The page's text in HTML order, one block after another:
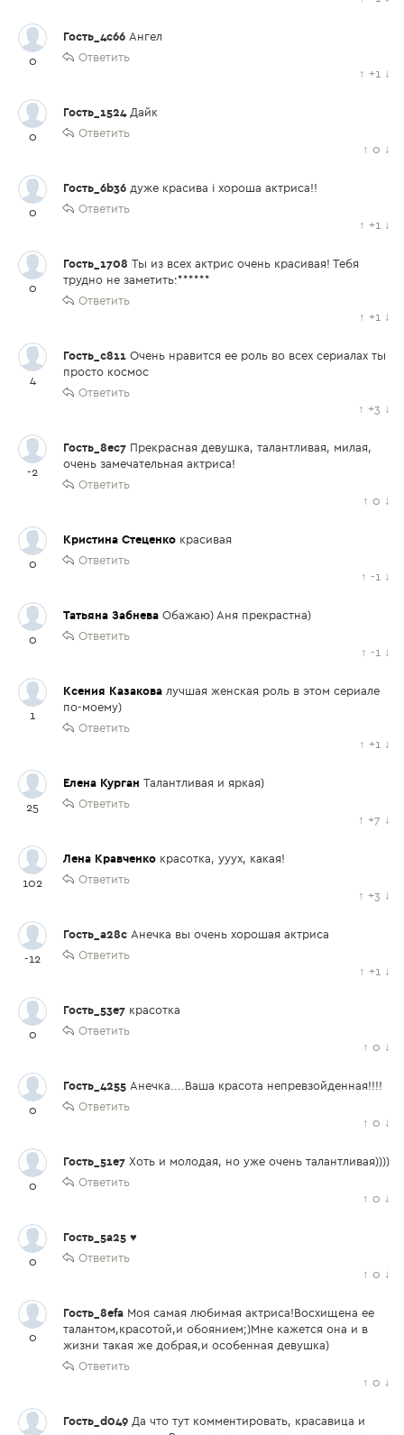
0
Гость_4c66 Ангел
Ответить
↑ +1 ↓
0
Гость_1524 Дайк
Ответить
↑ 0 ↓
0
Гость_6b36 дуже красива і хороша актриса!!
Ответить
↑ +1 ↓
0
Гость_1708 Ты из всех актрис очень красивая! Тебя
трудно не заметить:******
Ответить
↑ +1 ↓
4
Гость_c811 Очень нравится ее роль во всех сериалах ты
просто космос
Ответить
↑ +3 ↓
-2
Гость_8ec7 Прекрасная девушка, талантливая, милая,
очень замечательная актриса!
Ответить
↑ 0 ↓
0
Кристина Стеценко красивая
Ответить
↑ -1 ↓
0
Татьяна Забнева Обажаю) Аня прекрастна)
Ответить
↑ -1 ↓
1
Ксения Казакова лучшая женская роль в этом сериале
по-моему)
Ответить
↑ +1 ↓
25
Елена Курган Талантливая и яркая)
Ответить
↑ +7 ↓
102
Лена Кравченко красотка, ууух, какая!
Ответить
↑ +3 ↓
-12
Гость_a28c Анечка вы очень хорошая актриса
Ответить
↑ +1 ↓
0
Гость_53e7 красотка
Ответить
↑ 0 ↓
0
Гость_4255 Анечка....Ваша красота непревзойденная!!!!
Ответить
↑ 0 ↓
0
Гость_51e7 Хоть и молодая, но уже очень талантливая))))
Ответить
↑ 0 ↓
0
Гость_5a25 ♥
Ответить
↑ 0 ↓
0
Гость_8efa Моя самая любимая актриса!Восхищена ее
талантом,красотой,и обоянием;)Мне кажется она и в
жизни такая же добрая,и особенная девушка)
Ответить
↑ 0 ↓
Гость_d049 Да что тут комментировать, красавица и